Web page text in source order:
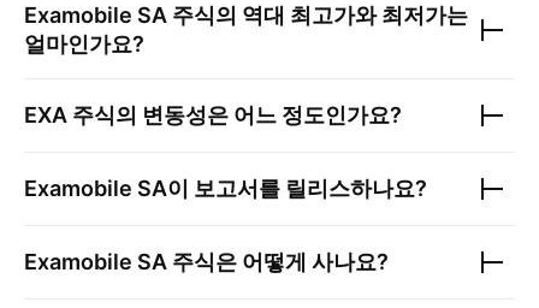
Examobile SA 주식의 역대 최고가와 최저가는
얼마인가요?
EXA 주식의 변동성은 어느 정도인가요?
Examobile SA이 보고서를 릴리스하나요?
Examobile SA 주식은 어떻게 사나요?